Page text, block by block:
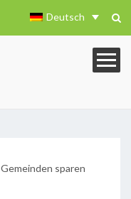
Deutsch
Gemeinden sparen